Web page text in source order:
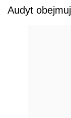
Audyt